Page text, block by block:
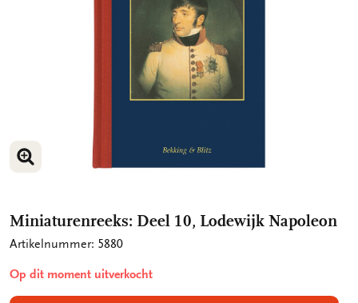
VERGROOT AFBEELDING
Miniaturenreeks: Deel 10, Lodewijk Napoleon
Artikelnummer: 5880
Op dit moment uitverkocht